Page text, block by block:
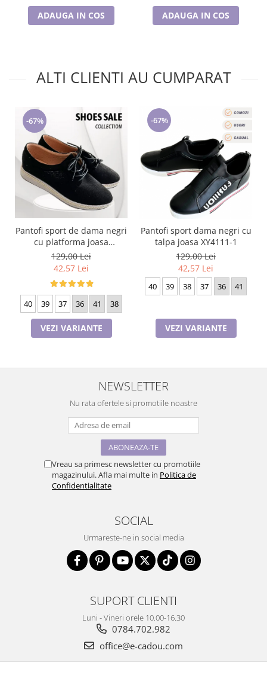
ADAUGA IN COS ADAUGA IN COS
ALTI CLIENTI AU CUMPARAT
-67%
Pantofi sport de dama negri
cu platforma joasa
HM82014-1 Black
129,00 Lei
42,57 Lei
40 39 37 36 41 38
VEZI VARIANTE
-67%
Pantofi sport dama negri cu
talpa joasa XY4111-1
129,00 Lei
42,57 Lei
40 39 38 37 36 41
VEZI VARIANTE
NEWSLETTER
Nu rata ofertele si promotiile noastre
Vreau sa primesc newsletter cu promotiile
magazinului. Afla mai multe in Politica de
Confidentialitate
SOCIAL
Urmareste-ne in social media
SUPORT CLIENTI
Luni - Vineri orele 10.00-16.30
0784.702.982
office@e-cadou.com